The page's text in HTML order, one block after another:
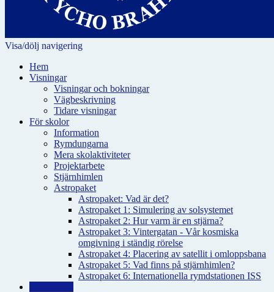
Visa/dölj navigering
Hem
Visningar
Visningar och bokningar
Vägbeskrivning
Tidare visningar
För skolor
Information
Rymdungarna
Mera skolaktiviteter
Projektarbete
Stjärnhimlen
Astropaket
Astropaket: Vad är det?
Astropaket 1: Simulering av solsystemet
Astropaket 2: Hur varm är en stjärna?
Astropaket 3: Vintergatan - Vår kosmiska
omgivning i ständig rörelse
Astropaket 4: Placering av satellit i omloppsbana
Astropaket 5: Vad finns på stjärnhimlen?
Astropaket 6: Internationella rymdstationen ISS